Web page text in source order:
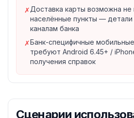
автоматически применяет вычет
предоставляемый всем
5. Справки и поддержка
В приложении Т‑Банка можно
постановке на учёт и справку о
электронной подписью и
✗Доставка карты возможна не
населённые пункты —
каналам банка
✗Банк-специфичные
требуют Android 6.45+ /
получения справок
Сценарии